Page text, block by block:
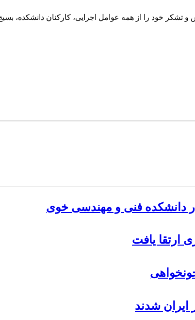
خود را از همه عوامل اجرایی، کارکنان دانشکده،
دانشکده فنی و مهندسی خوی
ارتقا یافت
ایران شدند